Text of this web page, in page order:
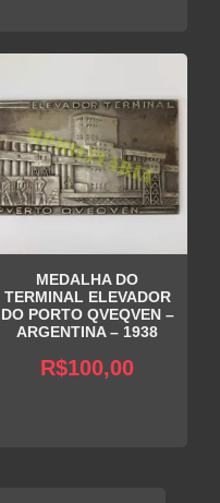
MEDALHA DO
TERMINAL ELEVADOR
DO PORTO QVEQVEN –
ARGENTINA – 1938
R$100,00